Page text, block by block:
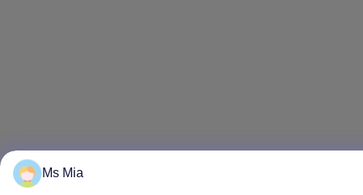
Ms Mia